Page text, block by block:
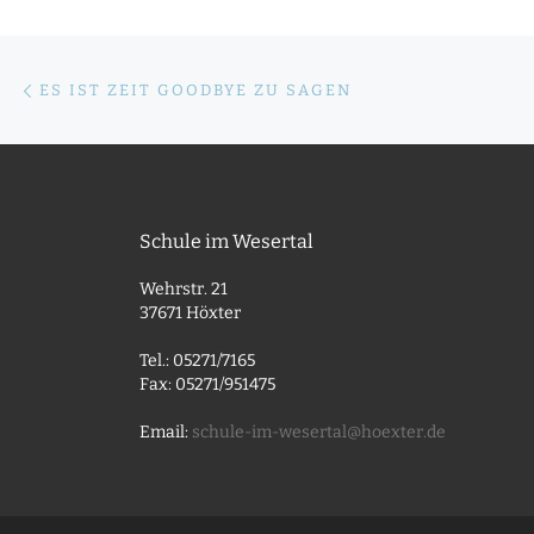
Beitragsnavigation
ES IST ZEIT GOODBYE ZU SAGEN
Schule im Wesertal
Wehrstr. 21
37671 Höxter
Tel.: 05271/7165
Fax: 05271/951475
Email: schule-im-wesertal@hoexter.de